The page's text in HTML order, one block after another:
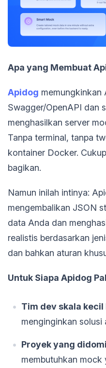
Apa yang Membuat
Apidog memungkinkan
Swagger/OpenAPI dan
menghasilkan server
Tanpa terminal, tanpa
kontainer Docker.
bagikan.
Namun inilah intinya:
mengembalikan JSON
data Anda dan
realistis berdasarkan
dan bahkan aturan
Untuk Siapa Apidog
Tim dev skala
menginginkan solusi
Proyek yang
membutuhkan mock